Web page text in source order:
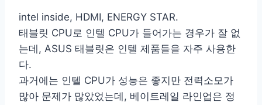
intel inside, HDMI, ENERGY STAR.
태블릿 CPU로 인텔 CPU가 들어가는 경우가 잘 없
는데, ASUS 태블릿은 인텔 제품들을 자주 사용한
다.
과거에는 인텔 CPU가 성능은 좋지만 전력소모가
많아 문제가 많았었는데, 베이트레일 라인업은 정